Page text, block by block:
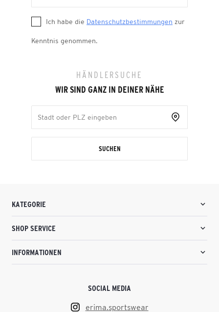
Ich habe die Datenschutzbestimmungen zur
Kenntnis genommen.
HÄNDLERSUCHE
WIR SIND GANZ IN DEINER NÄHE
SUCHEN
KATEGORIE
SHOP SERVICE
INFORMATIONEN
SOCIAL MEDIA
erima.sportswear